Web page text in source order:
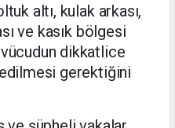
altı, kulak arkası,
ve kasık bölgesi
dikkatlice
gerektiğini